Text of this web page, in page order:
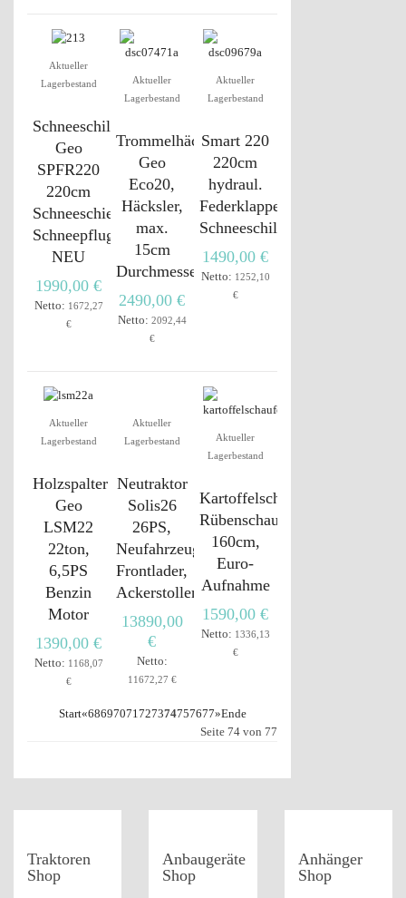
Aktueller
Lagerbestand
Schneeschild
Geo
SPFR220
220cm
Schneeschieber
Schneepflug
NEU
1990,00 €
Netto: 1672,27
€
Aktueller
Lagerbestand
Trommelhäcksler
Geo
Eco20,
Häcksler,
max.
15cm
Durchmesser
2490,00 €
Netto: 2092,44
€
Aktueller
Lagerbestand
Smart 220
220cm
hydraul.
Federklappen
Schneeschild
1490,00 €
Netto: 1252,10
€
Aktueller
Lagerbestand
Holzspalter
Geo
LSM22
22ton,
6,5PS
Benzin
Motor
1390,00 €
Netto: 1168,07
€
Aktueller
Lagerbestand
Neutraktor
Solis26
26PS,
Neufahrzeug,
Frontlader,
Ackerstollenbereifung
13890,00
€
Netto:
11672,27 €
Aktueller
Lagerbestand
Kartoffelschaufel,
Rübenschaufel,
160cm,
Euro-
Aufnahme
1590,00 €
Netto: 1336,13
€
Start«68697071727374757677»Ende
Seite 74 von 77
Traktoren
Shop
Anbaugeräte
Shop
Anhänger
Shop